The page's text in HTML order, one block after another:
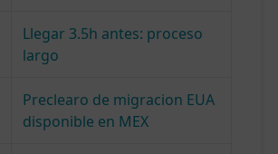
Llegar 3.5h antes: proceso
largo
Preclearo de migracion EUA
disponible en MEX